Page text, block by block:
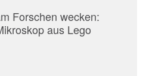
Forschen wecken:
aus Lego